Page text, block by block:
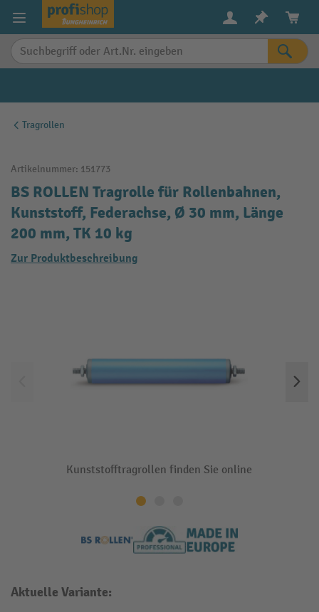
springen
Tragrollen
Artikelnummer: 151773
BS ROLLEN Tragrolle für Rollenbahnen,
Kunststoff, Federachse, Ø 30 mm, Länge
200 mm, TK 10 kg
Zur Produktbeschreibung
Kunststofftragrollen finden Sie online
Aktuelle Variante: